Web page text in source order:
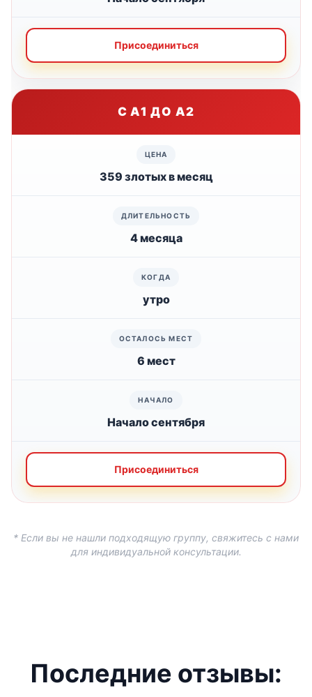
Присоединиться
С A1 ДО A2
359 злотых в месяц
4 месяца
утро
6 мест
Начало сентября
Присоединиться
* Если вы не нашли подходящую группу, свяжитесь с нами
для индивидуальной консультации.
Последние отзывы: